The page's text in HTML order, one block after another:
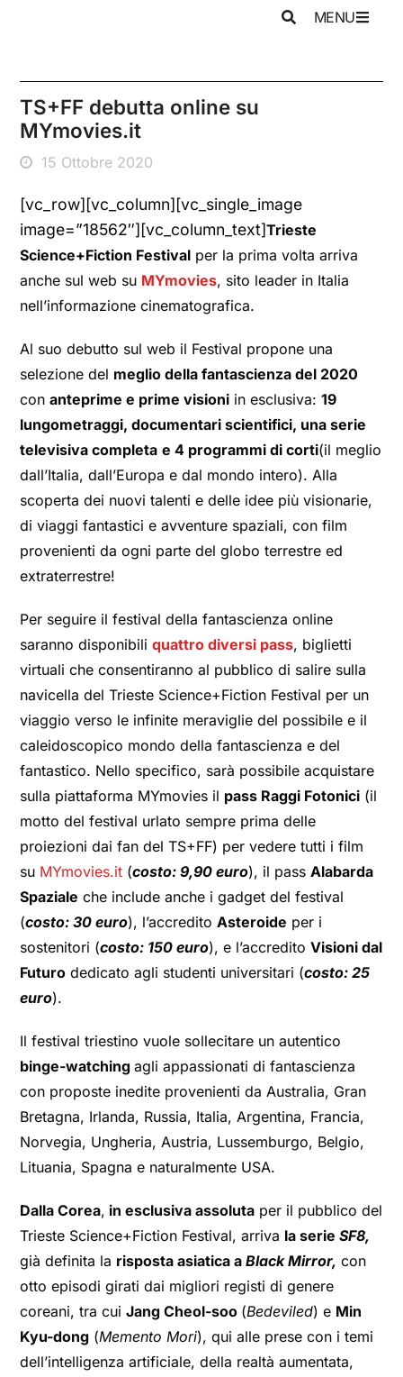
MENU
TS+FF debutta online su
MYmovies.it
15 Ottobre 2020
[vc_row][vc_column][vc_single_image
image=”18562″][vc_column_text]Trieste
Science+Fiction Festival per la prima volta arriva
anche sul web su MYmovies, sito leader in Italia
nell’informazione cinematografica.
Al suo debutto sul web il Festival propone una
selezione del meglio della fantascienza del 2020
conanteprime e prime visioni in esclusiva:19
lungometraggi, documentari scientifici, una serie
televisiva completa e 4 programmi di corti(il meglio
dall’Italia, dall’Europa e dal mondo intero). Alla
scoperta dei nuovi talenti e delle idee più visionarie,
di viaggi fantastici e avventure spaziali, con film
provenienti da ogni parte del globo terrestre ed
extraterrestre!
Per seguire il festival della fantascienza online
saranno disponibiliquattro diversi pass, biglietti
virtuali che consentiranno al pubblico di salire sulla
navicella del Trieste Science+Fiction Festival per un
viaggio verso le infinite meraviglie del possibile e il
caleidoscopico mondo della fantascienza e del
fantastico. Nello specifico, sarà possibile acquistare
sulla piattaforma MYmovies il pass Raggi Fotonici (il
motto del festival urlato sempre prima delle
proiezioni dai fan del TS+FF) per vedere tutti i film
su MYmovies.it (costo: 9,90 euro), il passAlabarda
Spaziale che include anche i gadget del festival
(costo: 30 euro), l’accreditoAsteroide per i
sostenitori (costo: 150 euro), e l’accreditoVisioni dal
Futuro dedicato agli studenti universitari (costo: 25
euro).
Il festival triestino vuole sollecitare un autentico
binge-watchingagli appassionati di fantascienza
con proposte inedite provenienti da Australia, Gran
Bretagna, Irlanda, Russia, Italia, Argentina, Francia,
Norvegia, Ungheria, Austria, Lussemburgo, Belgio,
Lituania, Spagna e naturalmente USA.
Dalla Corea, in esclusiva assoluta per il pubblico del
Trieste Science+Fiction Festival, arriva la serieSF8,
già definita la risposta asiatica aBlack Mirror, con
otto episodi girati dai migliori registi di genere
coreani, tra cuiJang Cheol-soo (Bedeviled) e Min
Kyu-dong (Memento Mori), qui alle prese con i temi
dell’intelligenza artificiale, della realtà aumentata,